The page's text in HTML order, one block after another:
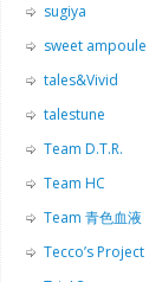
sugiya
sweet ampoule
tales&Vivid
talestune
Team D.T.R.
Team HC
Team 青色血液
Tecco’s Project